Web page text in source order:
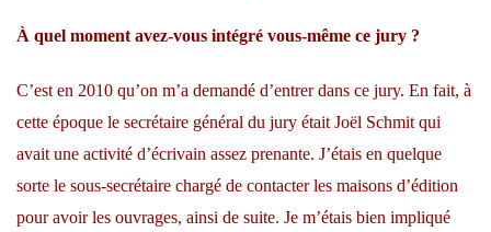
À quel moment avez-vous intégré vous-même ce jury ?
C’est en 2010 qu’on m’a demandé d’entrer dans ce jury. En fait, à
cette époque le secrétaire général du jury était Joël Schmit qui
avait une activité d’écrivain assez prenante. J’étais en quelque
sorte le sous-secrétaire chargé de contacter les maisons d’édition
pour avoir les ouvrages, ainsi de suite. Je m’étais bien impliqué